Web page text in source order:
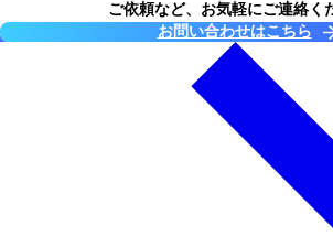
ご依頼など、お気軽にご連絡く
お問い合わせはこちら